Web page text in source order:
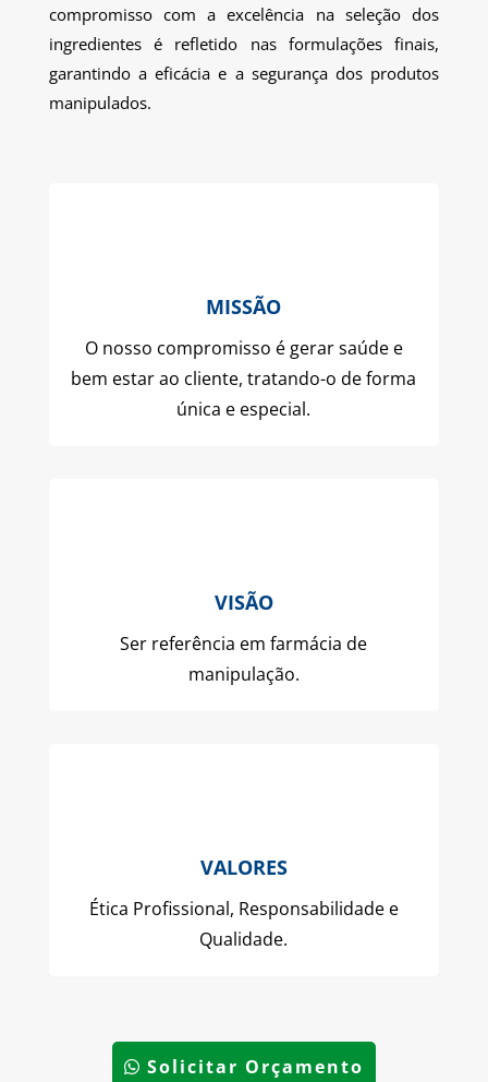
compromisso com a excelência na seleção dos
ingredientes é refletido nas formulações finais,
garantindo a eficácia e a segurança dos produtos
manipulados.
MISSÃO
O nosso compromisso é gerar saúde e
bem estar ao cliente, tratando-o de forma
única e especial.
VISÃO
Ser referência em farmácia de
manipulação.
VALORES
Ética Profissional, Responsabilidade e
Qualidade.
Solicitar Orçamento